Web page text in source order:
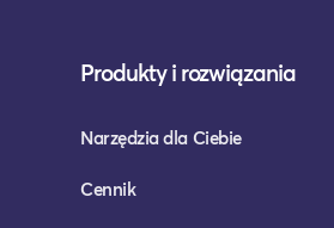
Produkty i rozwiązania
Narzędzia dla Ciebie
Cennik